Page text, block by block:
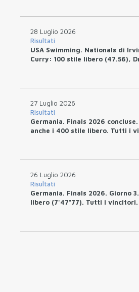
28 Luglio 2026
Risultati
USA Swimming. Nationals di
Curry: 100 stile libero (47.56),
27 Luglio 2026
Risultati
Germania. Finals 2026
anche i 400 stile libero. Tutti i
26 Luglio 2026
Risultati
Germania. Finals 2026. Giorno
libero (7'47"77). Tutti i vincitori.